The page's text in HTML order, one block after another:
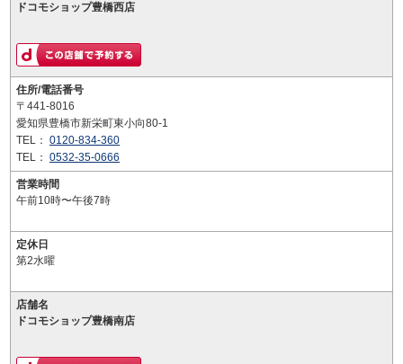
ドコモショップ豊橋西店
住所/電話番号
〒441-8016
愛知県豊橋市新栄町東小向80-1
TEL： 0120-834-360
TEL： 0532-35-0666
営業時間
午前10時〜午後7時
定休日
第2水曜
店舗名
ドコモショップ豊橋南店